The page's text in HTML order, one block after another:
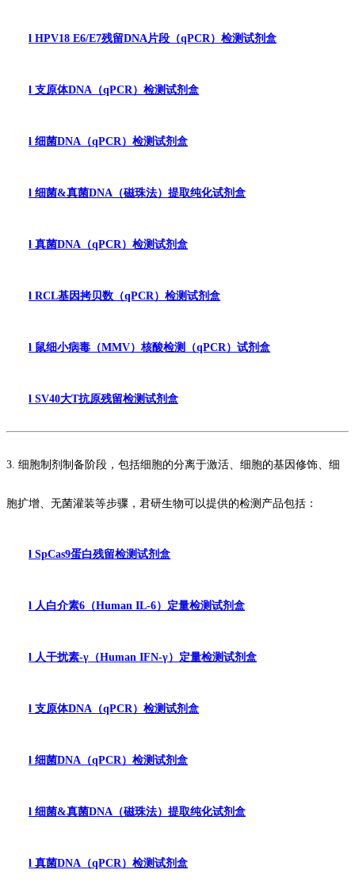
l HPV18 E6/E7残留DNA片段 （qPCR） 检测试剂盒
l 支原体DNA （qPCR） 检测试剂盒
l 细菌DNA （qPCR） 检测试剂盒
l 细菌&真菌DNA （磁珠法）提取纯化试剂盒
l 真菌DNA （qPCR） 检测试剂盒
l RCL基因拷贝数（qPCR）检测试剂盒
l 鼠细小病毒（MMV）核酸检测（qPCR）试剂盒
l SV40大T抗原残留检测试剂盒
3. 细胞制剂制备阶段，包括细胞的分离于激活、细胞的基因修饰、细
胞扩增、无菌灌装等步骤，君研生物可以提供的检测产品包括：
l SpCas9蛋白残留检测试剂盒
l 人白介素6 （Human IL-6）定量检测试剂盒
l 人干扰素-γ （Human IFN-γ）定量检测试剂盒
l 支原体DNA （qPCR） 检测试剂盒
l 细菌DNA （qPCR） 检测试剂盒
l 细菌&真菌DNA （磁珠法）提取纯化试剂盒
l 真菌DNA （qPCR） 检测试剂盒